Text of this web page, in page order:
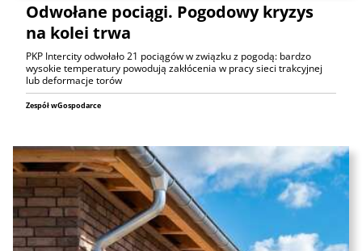
Odwołane pociągi. Pogodowy kryzys
na kolei trwa
PKP Intercity odwołało 21 pociągów w związku z pogodą: bardzo
wysokie temperatury powodują zakłócenia w pracy sieci trakcyjnej
lub deformacje torów
Zespół wGospodarce